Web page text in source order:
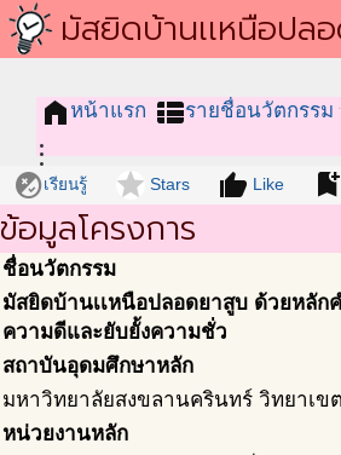
โครงการชุมชนนวัตกรรม
มัสยิดบ้านเเหนือป
สอนการส่งเสริมค
home หน้าแรก view_listรายชื่อนวัตกรรม
more_vert
flakyเรียนรู้ star Stars thumb_up Like bookmark_add
ข้อมูลโครงการ
ชื่อนวัตกรรม
มัสยิดบ้านเเหนือปลอดยาสูบ ด้วยหลัก
ความดีและยับยั้งความชั่ว
สถาบันอุดมศึกษาหลัก
มหาวิทยาลัยสงขลานครินทร์ วิทยาเข
หน่วยงานหลัก